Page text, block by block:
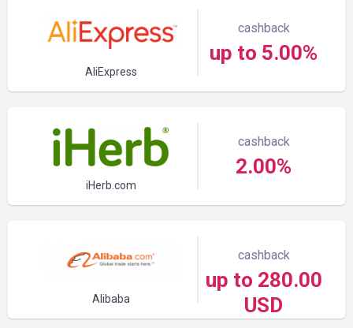
AliExpress
cashback
up to 5.00%
iHerb.com
cashback
2.00%
Alibaba
cashback
up to 280.00
USD